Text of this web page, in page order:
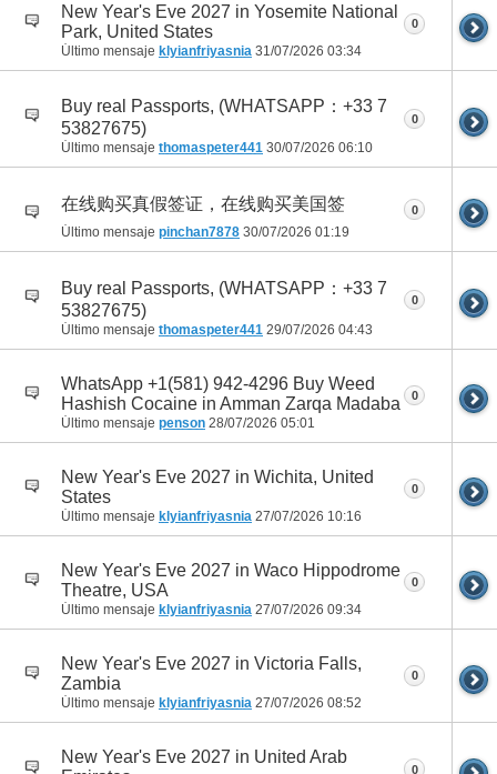
New Year's Eve 2027 in Yosemite National
Park, United States
Último mensaje klyianfriyasnia 31/07/2026 03:34
0
Buy real Passports, (WHATSAPP：+33 7
53827675)
Último mensaje thomaspeter441 30/07/2026 06:10
0
在线购买真假签证，在线购买美国签
Último mensaje pinchan7878 30/07/2026 01:19
0
Buy real Passports, (WHATSAPP：+33 7
53827675)
Último mensaje thomaspeter441 29/07/2026 04:43
0
WhatsApp +1(581) 942-4296 Buy Weed
Hashish Cocaine in Amman Zarqa Madaba
Último mensaje penson 28/07/2026 05:01
0
New Year's Eve 2027 in Wichita, United
States
Último mensaje klyianfriyasnia 27/07/2026 10:16
0
New Year's Eve 2027 in Waco Hippodrome
Theatre, USA
Último mensaje klyianfriyasnia 27/07/2026 09:34
0
New Year's Eve 2027 in Victoria Falls,
Zambia
Último mensaje klyianfriyasnia 27/07/2026 08:52
0
New Year's Eve 2027 in United Arab
0